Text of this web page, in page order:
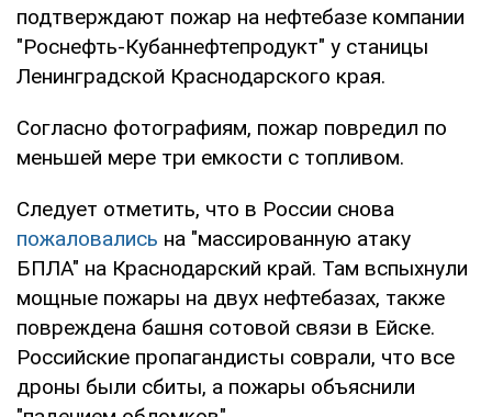
подтверждают пожар на нефтебазе компании
"Роснефть-Кубаннефтепродукт" у станицы
Ленинградской Краснодарского края.
Согласно фотографиям, пожар повредил по
меньшей мере три емкости с топливом.
Следует отметить, что в России снова
пожаловались на "массированную атаку
БПЛА" на Краснодарский край. Там вспыхнули
мощные пожары на двух нефтебазах, также
повреждена башня сотовой связи в Ейске.
Российские пропагандисты соврали, что все
дроны были сбиты, а пожары объяснили